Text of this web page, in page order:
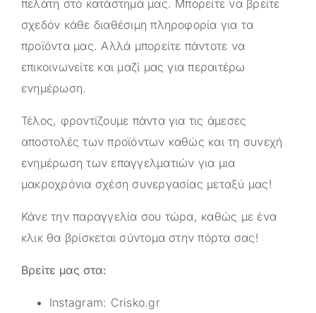
πελάτη στο κατάστημά μας. Μπορείτε να βρείτε
σχεδόν κάθε διαθέσιμη πληροφορία για τα
προϊόντα μας. Αλλά μπορείτε πάντοτε να
επικοινωνείτε και μαζί μας για περαιτέρω
ενημέρωση.
Τέλος, φροντίζουμε πάντα για τις άμεσες
αποστολές των προϊόντων καθώς και τη συνεχή
ενημέρωση των επαγγελματιών για μια
μακροχρόνια σχέση συνεργασίας μεταξύ μας!
Κάνε την παραγγελία σου τώρα, καθώς με ένα
κλικ θα βρίσκεται σύντομα στην πόρτα σας!
Βρείτε μας στα:
Instagram: Crisko.gr